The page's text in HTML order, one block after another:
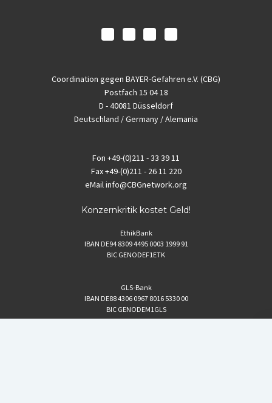
Coordination gegen BAYER-Gefahren e.V. (CBG)
Postfach 15 04 18
D - 40081 Düsseldorf
Deutschland / Germany / Alemania
Fon +49-(0)211 - 33 39 11
Fax+49-(0)211 - 26 11 220
eMailinfo@CBGnetwork.org
Konzernkritik kostet Geld!
EthikBank
IBAN DE94 8309 4495 0003 1999 91
BIC GENODEF1ETK
GLS-Bank
IBAN DE88 4306 0967 8016 5330 00
BIC GENODEM1GLS